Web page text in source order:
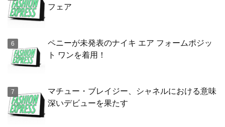
フェア
ペニーが未発表のナイキ エア フォームポジッ
ト ワンを着用！
マチュー・ブレイジー、シャネルにおける意味
深いデビューを果たす